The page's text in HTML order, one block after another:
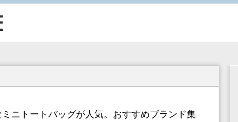
ニトートバッグが人気。おすすめブランド集